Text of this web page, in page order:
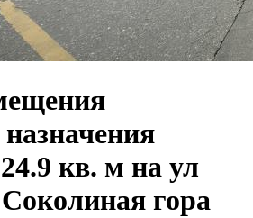
назначения
кв. м на ул
гора